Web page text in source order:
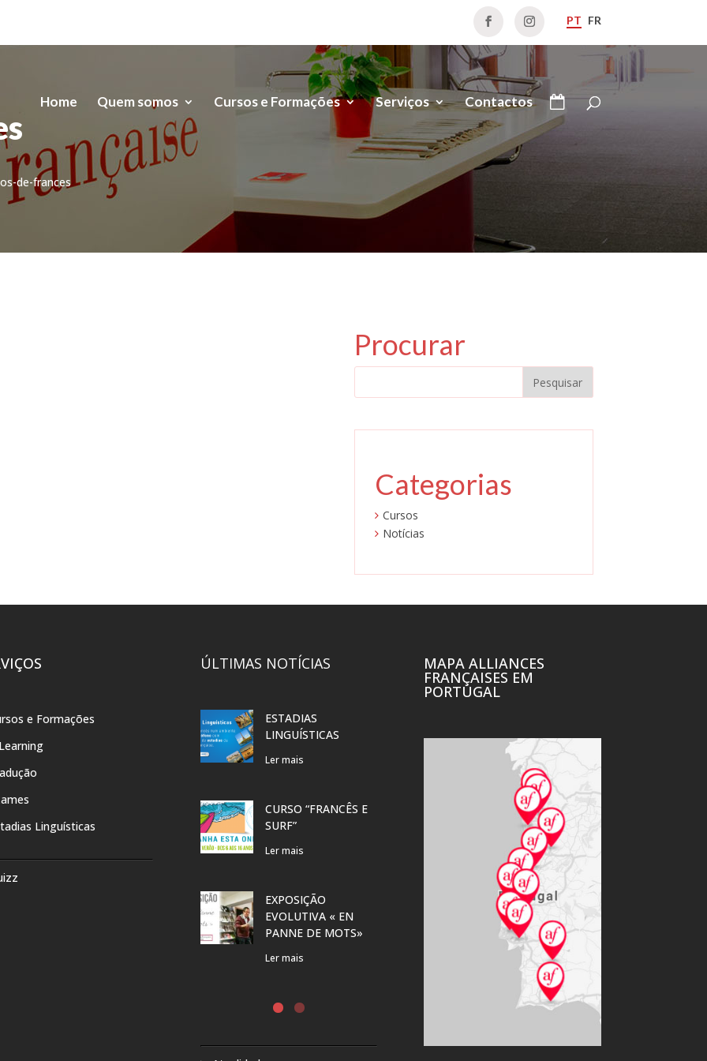
PT FR
Home Quem somos Cursos e Formações Serviços Contactos
de-frances
Procurar
Categorias
Cursos
Notícias
e Formações
Linguísticas
ÚLTIMAS NOTÍCIAS
ESTADIAS
LINGUÍSTICAS
Ler mais
CURSO “FRANCÊS E
SURF”
Ler mais
EXPOSIÇÃO
EVOLUTIVA « EN
PANNE DE MOTS»
Ler mais
MAPA ALLIANCES
FRANÇAISES EM
PORTUGAL